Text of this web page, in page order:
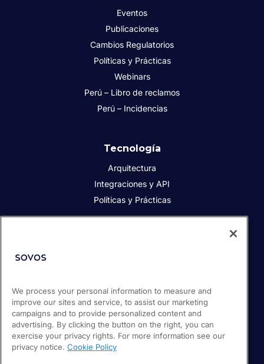
Eventos
Publicaciones
Cambios Regulatorios
Políticas y Prácticas
Webinars
Perú – Libro de reclamos
Perú – Incidencias
Tecnología
Arquitectura
Integraciones y API
Políticas y Prácticas
Responsabilidad social
Soporte / Portal de clientes
Empleos
We process your personal information to measure and
improve our sites and service, to assist our marketing
campaigns and to provide personalized content and
advertising. By clicking the button on the right, you can
exercise your privacy rights. For more information see our
privacy notice. Cookie Policy